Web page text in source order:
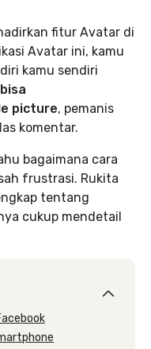
fitur Avatar di
Avatar ini, kamu
kamu sendiri
bisa
picture, pemanis
komentar.
bagaimana cara
frustrasi. Rukita
tentang
cukup mendetail